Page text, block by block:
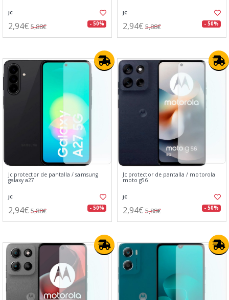
JC
2,94€ 5,88€ - 50%
JC
2,94€ 5,88€ - 50%
Jc protector de pantalla / samsung
galaxy a27
JC
2,94€ 5,88€ - 50%
Jc protector de pantalla / motorola
moto g56
JC
2,94€ 5,88€ - 50%